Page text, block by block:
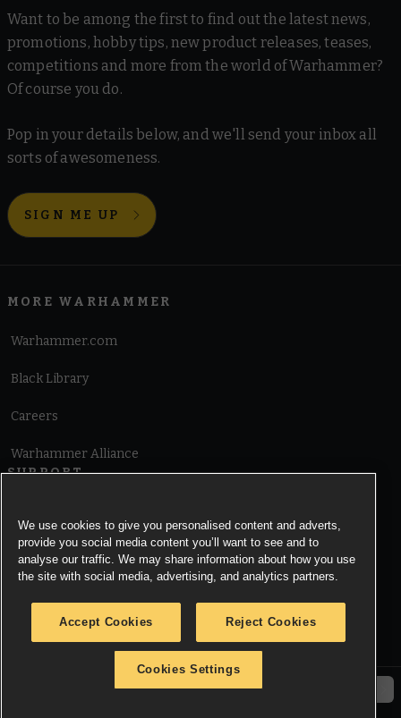
Want to be among the first to find out the latest news,
promotions, hobby tips, new product releases, teases,
competitions and more from the world of Warhammer?
Of course you do.
Pop in your details below, and we'll send your inbox all
sorts of awesomeness.
SIGN ME UP
MORE WARHAMMER
Warhammer.com
Black Library
Careers
Warhammer Alliance
SUPPORT
Cookie Notice
© Copyright Games Workshop Limited 2026.
We use cookies to give you personalised content and adverts,
provide you social media content you’ll want to see and to
analyse our traffic. We may share information about how you use
the site with social media, advertising, and analytics partners.
Accept Cookies Reject Cookies
Cookies Settings